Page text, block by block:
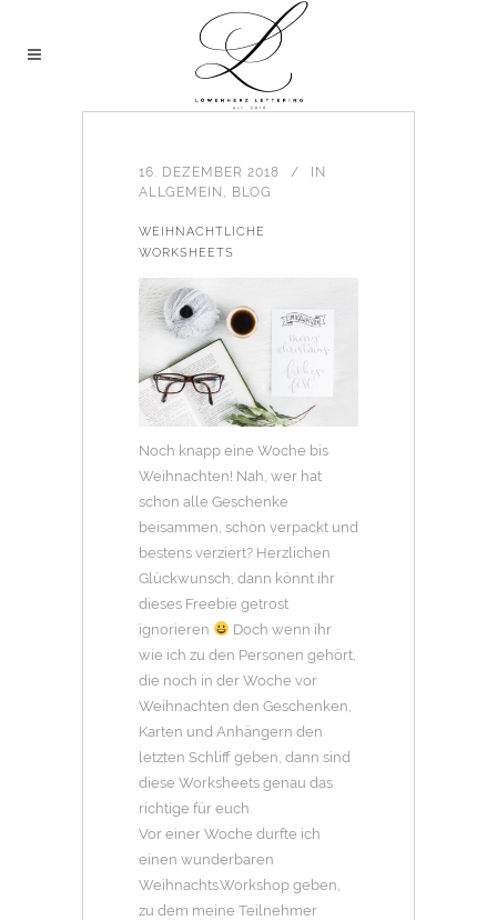
16. DEZEMBER 2018
IN
ALLGEMEIN , BLOG
WEIHNACHTLICHE
WORKSHEETS
Noch knapp eine Woche bis
Weihnachten! Nah, wer hat
schon alle Geschenke
beisammen, schön verpackt und
bestens verziert? Herzlichen
Glückwunsch, dann könnt ihr
dieses Freebie getrost
ignorieren
Doch wenn ihr
wie ich zu den Personen gehört,
die noch in der Woche vor
Weihnachten den Geschenken,
Karten und Anhängern den
letzten Schliff geben, dann sind
diese Worksheets genau das
richtige für euch.
Vor einer Woche durfte ich
einen wunderbaren
Weihnachts.Workshop geben,
zu dem meine Teilnehmer